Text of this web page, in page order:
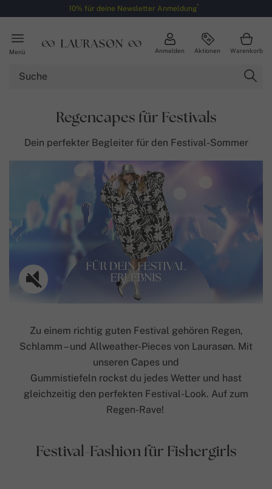
10% für deine Newsletter Anmeldung*
Menü Anmelden Aktionen Warenkorb
Regencapes für Festivals
Dein perfekter Begleiter für den Festival-Sommer
Zu einem richtig guten Festival gehören Regen,
Schlamm – und Allweather-Pieces von Laurasøn. Mit
unseren Capes und
Gummistiefeln rockst du jedes Wetter und hast
gleichzeitig den perfekten Festival-Look. Auf zum
Regen-Rave!
Festival-Fashion für Fishergirls